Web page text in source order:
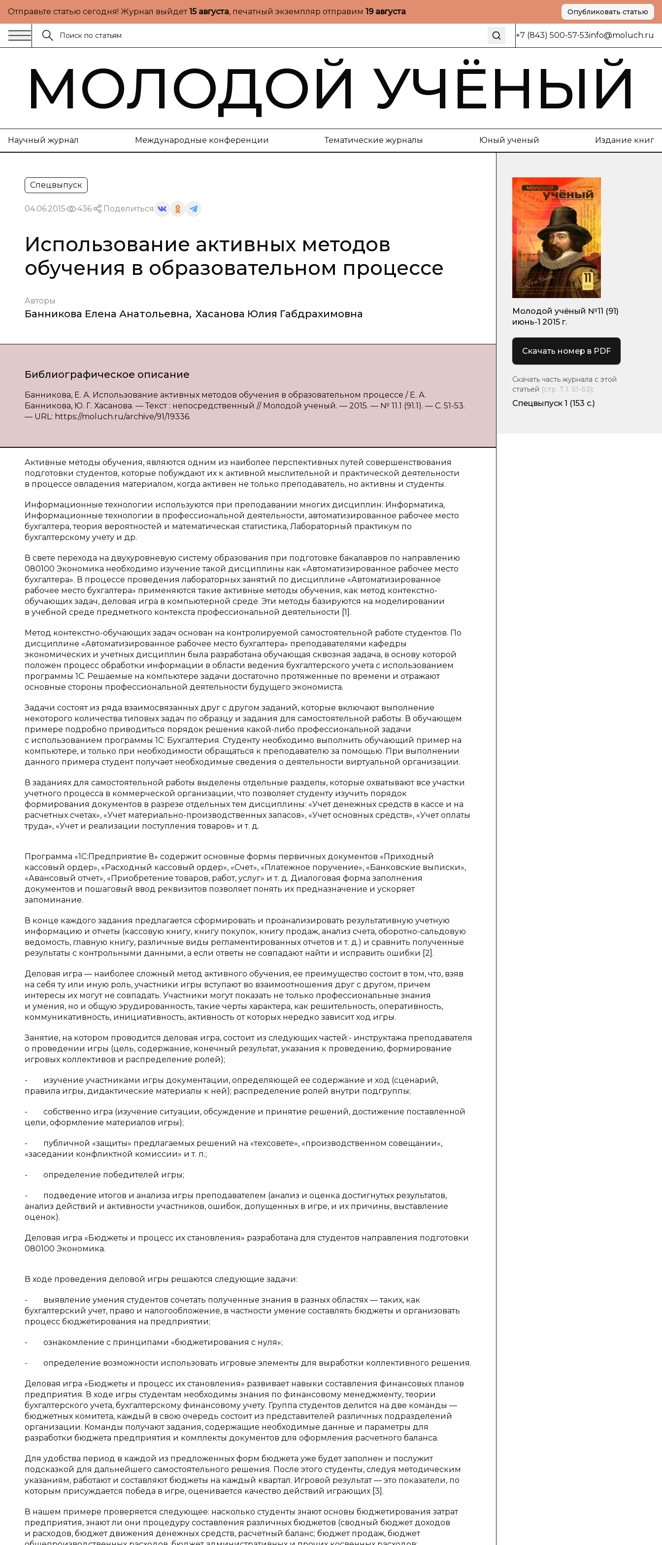
Отправьте статью сегодня! Журнал выйдет15 августа, печатный экземпляр отправим 19 августа Опубликовать статью
+7 (843) 500-57-53info@moluch.ru
МОЛОДОЙ УЧЁНЫЙ
Научный журнал Международные конференции Тематические журналы Юный ученый Издание книг
Спецвыпуск
04.06.2015 436 Поделиться
Использование активных методов
обучения в образовательном процессе
Авторы
Банникова Елена Анатольевна, Хасанова Юлия Габдрахимовна
Библиографическое описание
Банникова, Е. А. Использование активных методов обучения в образовательном процессе / Е. А.
Банникова, Ю. Г. Хасанова. — Текст : непосредственный // Молодой ученый. — 2015. — № 11.1 (91.1). — С. 51-53.
— URL: https://moluch.ru/archive/91/19336.
Активные методы обучения, являются одним из наиболее перспективных путей совершенствования
подготовки студентов, которые побуждают их к активной мыслительной и практической деятельности
в процессе овладения материалом, когда активен не только преподаватель, но активны и студенты.
Информационные технологии используются при преподавании многих дисциплин: Информатика,
Информационные технологии в профессиональной деятельности, автоматизированное рабочее место
бухгалтера, теория вероятностей и математическая статистика, Лабораторный практикум по
бухгалтерскому учету и др.
В свете перехода на двухуровневую систему образования при подготовке бакалавров по направлению
080100 Экономика необходимо изучение такой дисциплины как «Автоматизированное рабочее место
бухгалтера». В процессе проведения лабораторных занятий по дисциплине «Автоматизированное
рабочее место бухгалтера» применяются такие активные методы обучения, как метод контекстно-
обучающих задач, деловая игра в компьютерной среде. Эти методы базируются на моделировании
в учебной среде предметного контекста профессиональной деятельности [1].
Метод контекстно-обучающих задач основан на контролируемой самостоятельной работе студентов. По
дисциплине «Автоматизированное рабочее место бухгалтера» преподавателями кафедры
экономических и учетных дисциплин была разработана обучающая сквозная задача, в основу которой
положен процесс обработки информации в области ведения бухгалтерского учета с использованием
программы 1С. Решаемые на компьютере задачи достаточно протяженные по времени и отражают
основные стороны профессиональной деятельности будущего экономиста.
Задачи состоят из ряда взаимосвязанных друг с другом заданий, которые включают выполнение
некоторого количества типовых задач по образцу и задания для самостоятельной работы. В обучающем
примере подробно приводиться порядок решения какой-либо профессиональной задачи
с использованием программы 1С: Бухгалтерия. Студенту необходимо выполнить обучающий пример на
компьютере, и только при необходимости обращаться к преподавателю за помощью. При выполнении
данного примера студент получает необходимые сведения о деятельности виртуальной организации.
В заданиях для самостоятельной работы выделены отдельные разделы, которые охватывают все участки
учетного процесса в коммерческой организации, что позволяет студенту изучить порядок
формирования документов в разрезе отдельных тем дисциплины: «Учет денежных средств в кассе и на
расчетных счетах», «Учет материально-производственных запасов», «Учет основных средств», «Учет оплаты
труда», «Учет и реализации поступления товаров» и т. д.
Программа «1С:Предприятие 8» содержит основные формы первичных документов «Приходный
кассовый ордер», «Расходный кассовый ордер», «Счет», «Платежное поручение», «Банковские выписки»,
«Авансовый отчет», «Приобретение товаров, работ, услуг» и т. д. Диалоговая форма заполнения
документов и пошаговый ввод реквизитов позволяет понять их предназначение и ускоряет
запоминание.
В конце каждого задания предлагается сформировать и проанализировать результативную учетную
информацию и отчеты (кассовую книгу, книгу покупок, книгу продаж, анализ счета, оборотно-сальдовую
ведомость, главную книгу, различные виды регламентированных отчетов и т. д.) и сравнить полученные
результаты с контрольными данными, а если ответы не совпадают найти и исправить ошибки [2].
Деловая игра — наиболее сложный метод активного обучения, ее преимущество состоит в том, что, взяв
на себя ту или иную роль, участники игры вступают во взаимоотношения друг с другом, причем
интересы их могут не совпадать. Участники могут показать не только профессиональные знания
и умения, но и общую эрудированность, такие черты характера, как решительность, оперативность,
коммуникативность, инициативность, активность от которых нередко зависит ход игры.
Занятие, на котором проводится деловая игра, состоит из следующих частей:- инструктажа преподавателя
о проведении игры (цель, содержание, конечный результат, указания к проведению, формирование
игровых коллективов и распределение ролей);
- изучение участниками игры документации, определяющей ее содержание и ход (сценарий,
правила игры, дидактические материалы к ней); распределение ролей внутри подгруппы;
- собственно игра (изучение ситуации, обсуждение и принятие решений, достижение поставленной
цели, оформление материалов игры);
- публичной «защиты» предлагаемых решений на «техсовете», «производственном совещании»,
«заседании конфликтной комиссии» и т. п.;
- определение победителей игры;
- подведение итогов и анализа игры преподавателем (анализ и оценка достигнутых результатов,
анализ действий и активности участников, ошибок, допущенных в игре, и их причины, выставление
оценок).
Деловая игра «Бюджеты и процесс их становления» разработана для студентов направления подготовки
080100 Экономика.
В ходе проведения деловой игры решаются следующие задачи:
- выявление умения студентов сочетать полученные знания в разных областях — таких, как
бухгалтерский учет, право и налогообложение, в частности умение составлять бюджеты и организовать
процесс бюджетирования на предприятии;
- ознакомление с принципами «бюджетирования с нуля»;
- определение возможности использовать игровые элементы для выработки коллективного решения.
Деловая игра «Бюджеты и процесс их становления» развивает навыки составления финансовых планов
предприятия. В ходе игры студентам необходимы знания по финансовому менеджменту, теории
бухгалтерского учета, бухгалтерскому финансовому учету. Группа студентов делится на две команды —
бюджетных комитета, каждый в свою очередь состоит из представителей различных подразделений
организации. Команды получают задания, содержащие необходимые данные и параметры для
разработки бюджета предприятия и комплекты документов для оформления расчетного баланса.
Для удобства период в каждой из предложенных форм бюджета уже будет заполнен и послужит
подсказкой для дальнейшего самостоятельного решения. После этого студенты, следуя методическим
указаниям, работают и составляют бюджеты на каждый квартал. Игровой результат — это показатели, по
которым присуждается победа в игре, оценивается качество действий играющих [3].
В нашем примере проверяется следующее: насколько студенты знают основы бюджетирования затрат
предприятия, знают ли они процедуру составления различных бюджетов (сводный бюджет доходов
и расходов, бюджет движения денежных средств, расчетный баланс; бюджет продаж, бюджет
Молодой учёный №11 (91)
июнь-1 2015 г.
Скачать номер в PDF
Скачать часть журнала с этой
статьей (стр. Т.1. 51-53):
Спецвыпуск 1 (153 с.)